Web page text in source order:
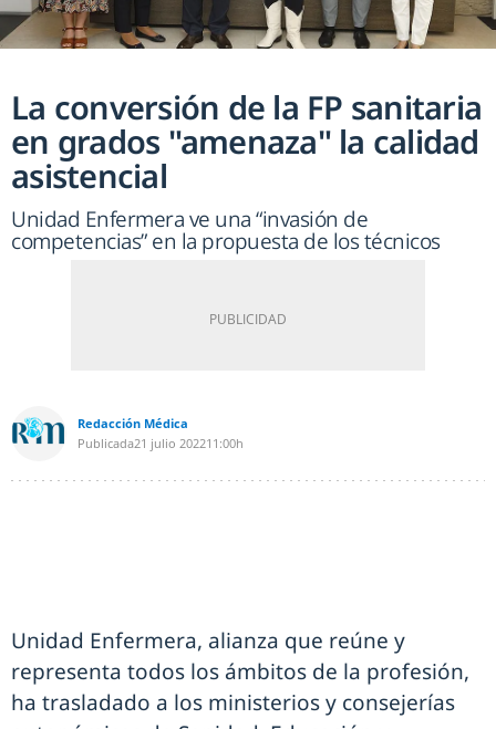
La conversión de la FP sanitaria
en grados "amenaza" la calidad
asistencial
Unidad Enfermera ve una “invasión de
competencias” en la propuesta de los técnicos
Redacción Médica
Publicada21 julio 202211:00h
Unidad Enfermera, alianza que reúne y
representa todos los ámbitos de la profesión,
ha trasladado a los ministerios y consejerías